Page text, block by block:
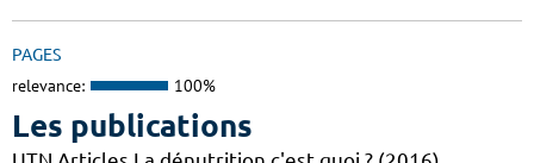
PAGES
relevance: 100%
Les publications